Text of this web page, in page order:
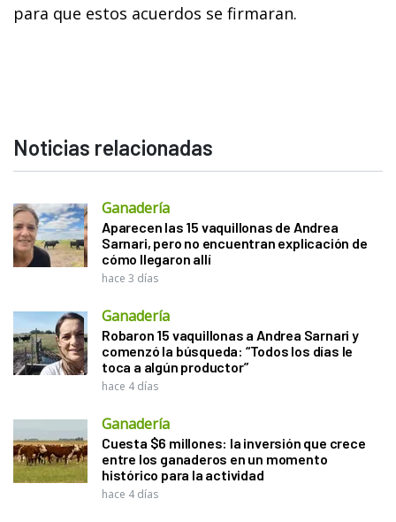
para que estos acuerdos se firmaran.
Noticias relacionadas
Ganadería
Aparecen las 15 vaquillonas de Andrea
Sarnari, pero no encuentran explicación de
cómo llegaron allí
hace 3 días
Ganadería
Robaron 15 vaquillonas a Andrea Sarnari y
comenzó la búsqueda: “Todos los días le
toca a algún productor”
hace 4 días
Ganadería
Cuesta $6 millones: la inversión que crece
entre los ganaderos en un momento
histórico para la actividad
hace 4 días